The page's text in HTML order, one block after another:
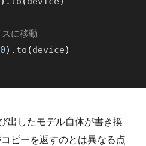
に移動
) . to (device)
出したモデル自体が書き換
ピーを返すのとは異なる点